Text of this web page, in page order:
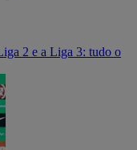
2 e a Liga 3: tudo o